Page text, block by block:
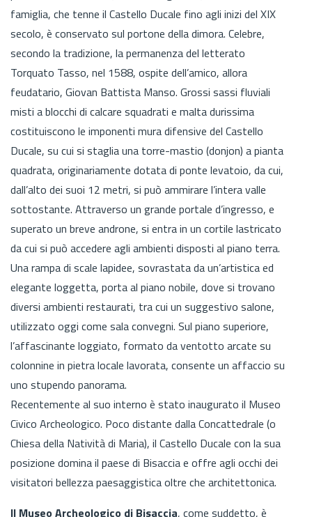
famiglia, che tenne il Castello Ducale fino agli inizi del XIX
secolo, è conservato sul portone della dimora. Celebre,
secondo la tradizione, la permanenza del letterato
Torquato Tasso, nel 1588, ospite dell’amico, allora
feudatario, Giovan Battista Manso. Grossi sassi fluviali
misti a blocchi di calcare squadrati e malta durissima
costituiscono le imponenti mura difensive del Castello
Ducale, su cui si staglia una torre-mastio (donjon) a pianta
quadrata, originariamente dotata di ponte levatoio, da cui,
dall’alto dei suoi 12 metri, si può ammirare l’intera valle
sottostante. Attraverso un grande portale d’ingresso, e
superato un breve androne, si entra in un cortile lastricato
da cui si può accedere agli ambienti disposti al piano terra.
Una rampa di scale lapidee, sovrastata da un’artistica ed
elegante loggetta, porta al piano nobile, dove si trovano
diversi ambienti restaurati, tra cui un suggestivo salone,
utilizzato oggi come sala convegni. Sul piano superiore,
l’affascinante loggiato, formato da ventotto arcate su
colonnine in pietra locale lavorata, consente un affaccio su
uno stupendo panorama.
Recentemente al suo interno è stato inaugurato il Museo
Civico Archeologico. Poco distante dalla Concattedrale (o
Chiesa della Natività di Maria), il Castello Ducale con la sua
posizione domina il paese di Bisaccia e offre agli occhi dei
visitatori bellezza paesaggistica oltre che architettonica.
Il Museo Archeologico di Bisaccia, come suddetto, è